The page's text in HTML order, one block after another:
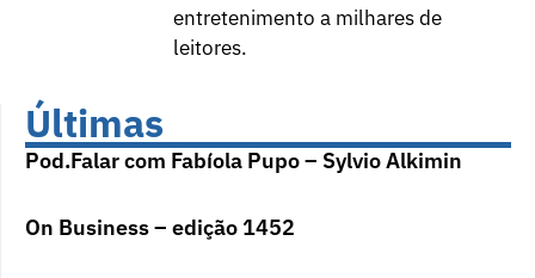
entretenimento a milhares de
leitores.
Últimas
Pod.Falar com Fabíola Pupo – Sylvio Alkimin
On Business – edição 1452